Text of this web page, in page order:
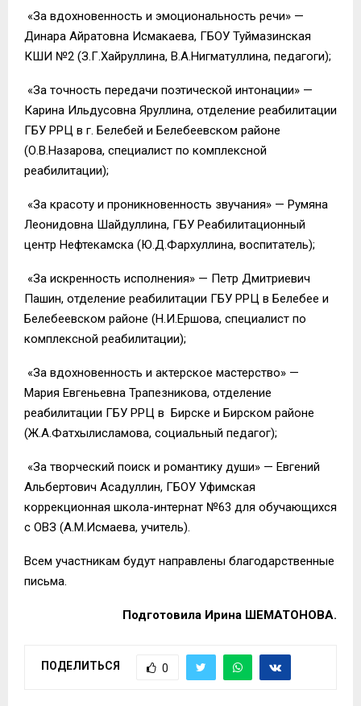
«За вдохновенность и эмоциональность речи» —
Динара Айратовна Исмакаева, ГБОУ Туймазинская
КШИ №2 (З.Г.Хайруллина, В.А.Нигматуллина, педагоги);
«За точность передачи поэтической интонации» —
Карина Ильдусовна Яруллина, отделение реабилитации
ГБУ РРЦ в г. Белебей и Белебеевском районе
(О.В.Назарова, специалист по комплексной
реабилитации);
«За красоту и проникновенность звучания» — Румяна
Леонидовна Шайдуллина, ГБУ Реабилитационный
центр Нефтекамска (Ю.Д.Фархуллина, воспитатель);
«За искренность исполнения» — Петр Дмитриевич
Пашин, отделение реабилитации ГБУ РРЦ в Белебее и
Белебеевском районе (Н.И.Ершова, специалист по
комплексной реабилитации);
«За вдохновенность и актерское мастерство» —
Мария Евгеньевна Трапезникова, отделение
реабилитации ГБУ РРЦ в Бирске и Бирском районе
(Ж.А.Фатхылисламова, социальный педагог);
«За творческий поиск и романтику души» — Евгений
Альбертович Асадуллин, ГБОУ Уфимская
коррекционная школа-интернат №63 для обучающихся
с ОВЗ (А.М.Исмаева, учитель).
Всем участникам будут направлены благодарственные
письма.
Подготовила Ирина ШЕМАТОНОВА.
ПОДЕЛИТЬСЯ 0